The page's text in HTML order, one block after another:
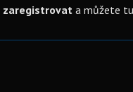
zaregistrovata můžete